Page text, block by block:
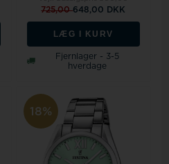
725,00648,00 DKK
LÆG I KURV
Fjernlager - 3-5
hverdage
18%